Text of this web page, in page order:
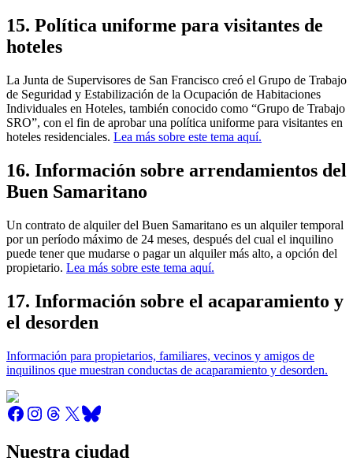
15. Política uniforme para visitantes de
hoteles
La Junta de Supervisores de San Francisco creó el Grupo de Trabajo
de Seguridad y Estabilización de la Ocupación de Habitaciones
Individuales en Hoteles, también conocido como “Grupo de Trabajo
SRO”, con el fin de aprobar una política uniforme para visitantes en
hoteles residenciales. Lea más sobre este tema aquí.
16. Información sobre arrendamientos del
Buen Samaritano
Un contrato de alquiler del Buen Samaritano es un alquiler temporal
por un período máximo de 24 meses, después del cual el inquilino
puede tener que mudarse o pagar un alquiler más alto, a opción del
propietario. Lea más sobre este tema aquí.
17. Información sobre el acaparamiento y
el desorden
Información para propietarios, familiares, vecinos y amigos de
inquilinos que muestran conductas de acaparamiento y desorden.
Nuestra ciudad